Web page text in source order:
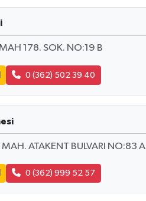
178. SOK. NO:19 B
0 (362) 502 39 40
ATAKENT BULVARI NO:83 A
0 (362) 999 52 57